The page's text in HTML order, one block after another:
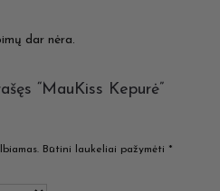
dar nėra.
“MauKiss Kepurė”
Būtini laukeliai pažymėti *